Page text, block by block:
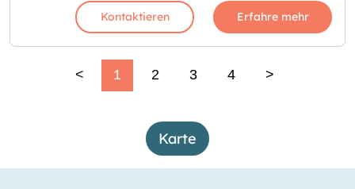
Kontaktieren Erfahre mehr
< 1 2 3 4 >
Karte